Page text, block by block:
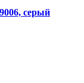
серый